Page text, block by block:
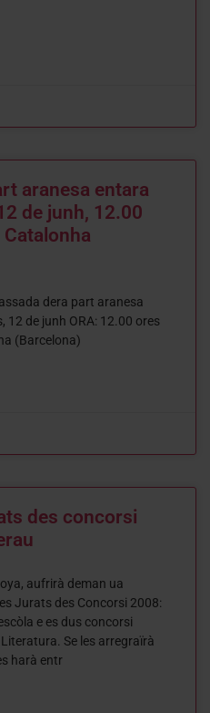
aranesa entara
de junh, 12.00
dera part aranesa
12 de junh ORA: 12.00 ores
(Barcelona)
des concorsi
aufrirà deman ua
Jurats des Concorsi 2008:
e es dus concorsi
Se les arregraïrà
harà entr